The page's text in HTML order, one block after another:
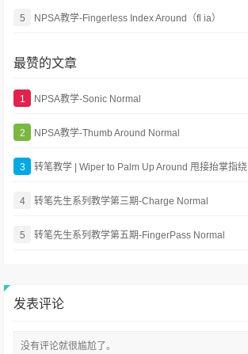
5 NPSA教学-Fingerless Index Around（fl ia）
最赞的文章
1 NPSA教学-Sonic Normal
2 NPSA教学-Thumb Around Normal
3 转笔教学 | Wiper to Palm Up Around 甩接抬掌指绕
4 转笔先生系列教学第三期-Charge Normal
5 转笔先生系列教学第五期-FingerPass Normal
发表评论